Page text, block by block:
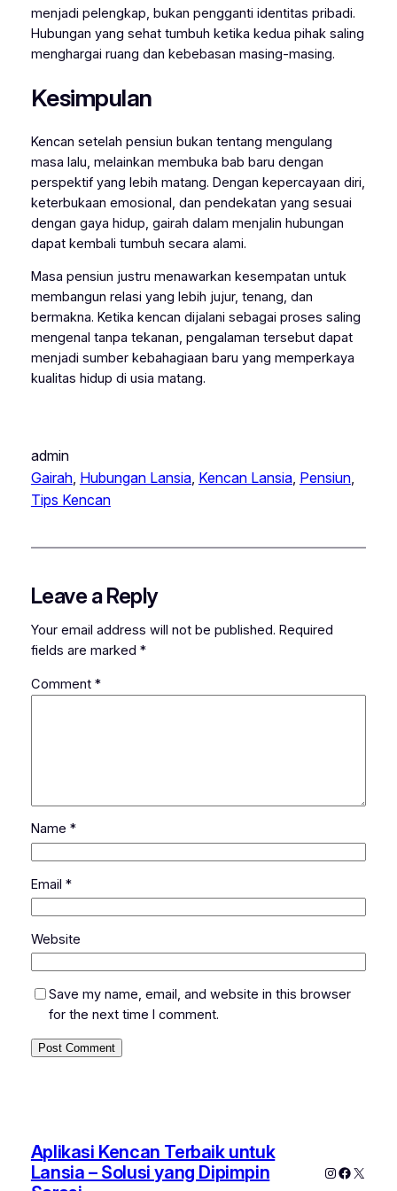
menjadi pelengkap, bukan pengganti identitas pribadi.
Hubungan yang sehat tumbuh ketika kedua pihak saling
menghargai ruang dan kebebasan masing-masing.
Kesimpulan
Kencan setelah pensiun bukan tentang mengulang
masa lalu, melainkan membuka bab baru dengan
perspektif yang lebih matang. Dengan kepercayaan diri,
keterbukaan emosional, dan pendekatan yang sesuai
dengan gaya hidup, gairah dalam menjalin hubungan
dapat kembali tumbuh secara alami.
Masa pensiun justru menawarkan kesempatan untuk
membangun relasi yang lebih jujur, tenang, dan
bermakna. Ketika kencan dijalani sebagai proses saling
mengenal tanpa tekanan, pengalaman tersebut dapat
menjadi sumber kebahagiaan baru yang memperkaya
kualitas hidup di usia matang.
admin
Gairah, Hubungan Lansia, Kencan Lansia, Pensiun
Tips Kencan
Leave a Reply
Your email address will not be published. Required
fields are marked *
Comment *
Name *
Email *
Website
Save my name, email, and website in this browser
for the next time I comment.
Aplikasi Kencan Terbaik untuk
Lansia – Solusi yang Dipimpin
Instagram
X